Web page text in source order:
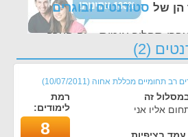
הן של סטודנטים ובוגרים
תהליך אימות - זה הערך
(2)
רב תחומיים מכללת אחוה (
10/07/2011
)
זה
אליו אני
רמת
לימודים:
8